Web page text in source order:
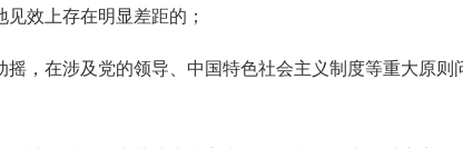
效上存在明显差距的；
摇，在涉及党的领导、中国特色社会主义制度等重大原